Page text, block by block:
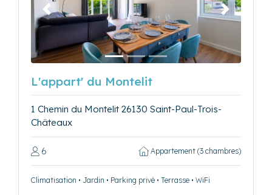
Précédent Suivant
L'appart' du Montelit
1 Chemin du Montelit 26130 Saint-Paul-Trois-
Châteaux
6 Appartement (3 chambres)
Climatisation • Jardin • Parking privé • Terrasse • WiFi